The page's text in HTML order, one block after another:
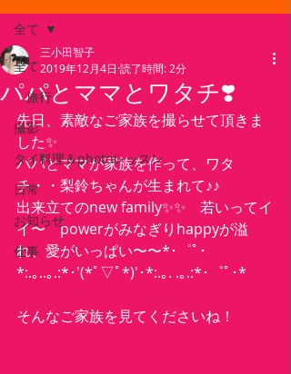
全て
旅行
撮影
タイ料理＆photoレッスン
日常
お知らせ
仕事
全て
パパとママとワタチ❣️
三小田智子
2019年12月4日 読了時間: 2分
先日、素敵なご家族を撮らせて頂きま
した✨
パパとママが家族を作って、ワタ
チ・・梨鈴ちゃんが生まれて♪♪
出来立てのnew family✨✨　若いってイ
イ〜　powerがみなぎりhappyが溢
れ、愛がいっぱい〜〜*･゜ﾟ･
*:.｡..｡.:*･'(*ﾟ▽ﾟ*)'･*:.｡. .｡.:*･゜ﾟ･*
そんなご家族を見てくださいね！